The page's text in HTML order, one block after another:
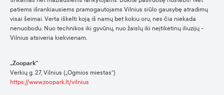
patiems išrankiausiems pramogautojams Vilnius siūlo gausybę atradimų
visai šeimai. Verta iškelti koją iš namų bet kokiu oru, nes čia niekada
nenuobodu. Nuo technikos iki gyvūnų, nuo žaislų iki neįtikėtinų iliuzijų -
Vilnius atsiveria kiekvienam.
„Zoopark“
Verkių g. 27, Vilnius („Ogmios miestas“)
https://www.zoopark.lt/vilnius